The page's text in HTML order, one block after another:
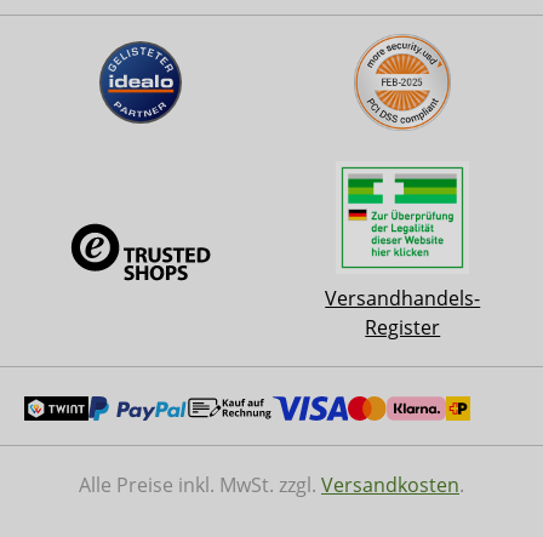
Versandhandels-
Register
Alle Preise inkl. MwSt. zzgl. Versandkosten.